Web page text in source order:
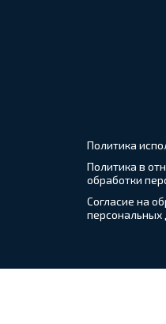
Политика
Политика в
обработки
Согласие на
персональных